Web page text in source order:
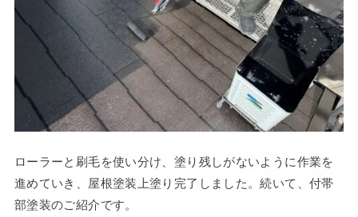
ローラーと刷毛を使い分け、塗り残しがないように作業を
進めていき、屋根塗装上塗り完了しました。続いて、付帯
部塗装のご紹介です。